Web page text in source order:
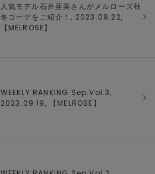
人気モデル石井亜美さんがメルローズ秋
冬コーデをご紹介！, 2023.09.22,
【 MELROSE】
WEEKLY RANKING Sep.Vol.3,
2023.09.19, 【 MELROSE 】